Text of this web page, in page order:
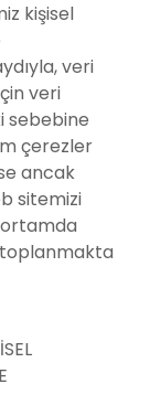
kişisel
veri
veri
sebebine
çerezler
ancak
sitemizi